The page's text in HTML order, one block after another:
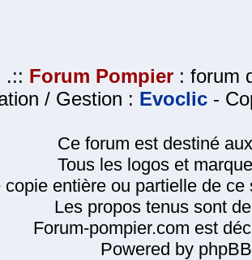
.:: Forum Pompier : forum
/ Gestion : Evoclic -
Ce forum est destiné
Tous les logos et
copie entière ou partielle de
Les propos tenus sont
Forum-pompier.com est
Powered by